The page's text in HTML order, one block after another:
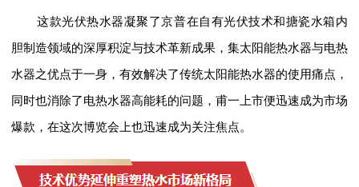
这款光伏热水器凝聚了京普在自有光伏技术和搪瓷水箱内
胆制造领域的深厚积淀与技术革新成果，集太阳能热水器与电热
水器之优点于一身，有效解决了传统太阳能热水器的使用痛点，
同时也消除了电热水器高能耗的问题，甫一上市便迅速成为市场
爆款，在这次博览会上也迅速成为关注焦点。